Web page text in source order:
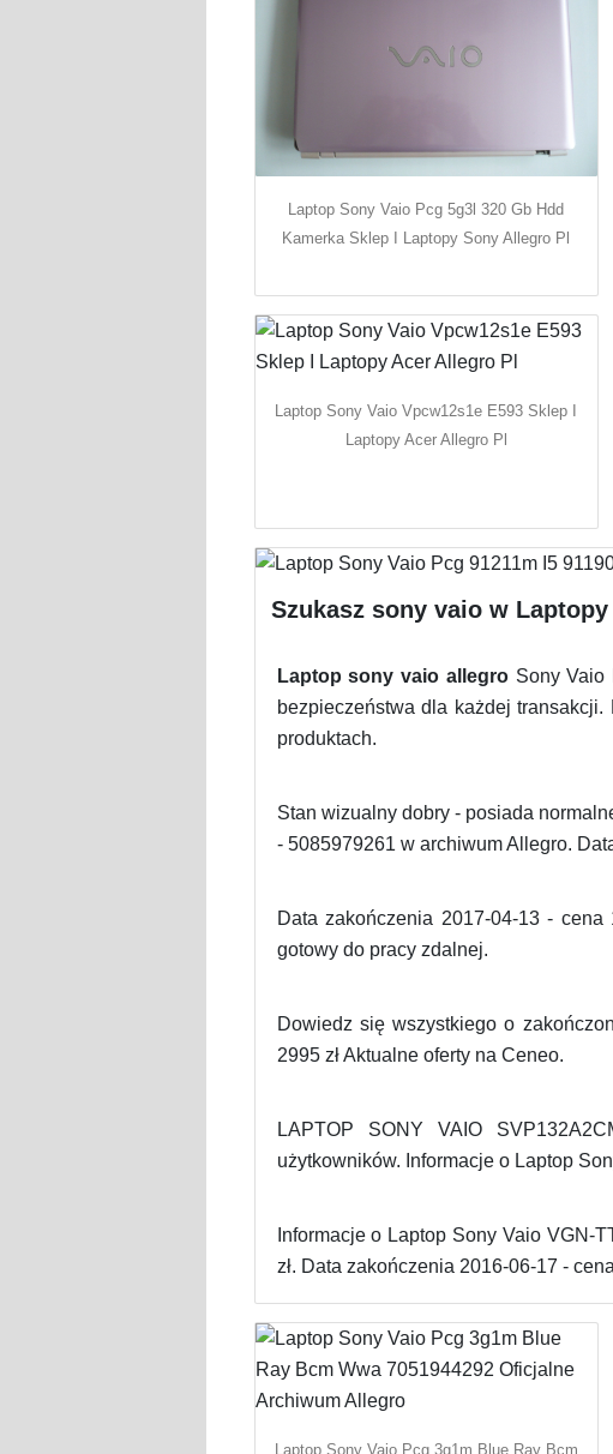
Laptop Sony Vaio Pcg 5g3l 320 Gb Hdd
Kamerka Sklep I Laptopy Sony Allegro Pl
Laptop Sony Vaio Vpcw12s1e E593 Sklep I
Laptopy Acer Allegro Pl
Szukasz sony vaio w
Laptop sony vaio allegroSony Vaio
bezpieczeństwa dla każdej
produktach.
Stan wizualny dobry - posiada
- 5085979261 w archiwum Allegro.
Data zakończenia 2017-04-13 -
gotowy do pracy zdalnej.
Dowiedz się wszystkiego o
2995 zł Aktualne oferty na Ceneo.
LAPTOP SONY VAIO
użytkowników. Informacje o Laptop
Informacje o Laptop Sony Vaio VGN-
zł. Data zakończenia 2016-06-17 -
Laptop Sony Vaio Pcg 3g1m Blue Ray Bcm